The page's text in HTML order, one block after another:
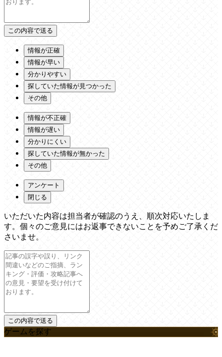
情報が正確
情報が早い
分かりやすい
探していた情報が見つかった
その他
情報が不正確
情報が遅い
分かりにくい
探していた情報が無かった
その他
アンケート
閉じる
いただいた内容は担当者が確認のうえ、順次対応いたしま
す。個々のご意見にはお返事できないことを予めご了承くだ
さいませ。
ゲームを探す